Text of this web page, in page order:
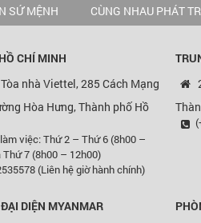
SỨ MỆNH CÙNG NHAU PHÁT
CHÍ MINH
nhà Viettel, 285 Cách Mạng
Hòa Hưng, Thành phố Hồ
việc: Thứ 2 – Thứ 6 (8h00 –
Thứ 7 (8h00 – 12h00)
(Liên hệ giờ hành chính)
DIỆN MYANMAR